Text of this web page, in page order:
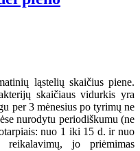
ląstelių skaičius piene.
skaičiaus vidurkis yra
per 3 mėnesius po tyrimų ne
nurodytu periodiškumu (ne
nuo 1 iki 15 d. ir nuo
jo priėmimas